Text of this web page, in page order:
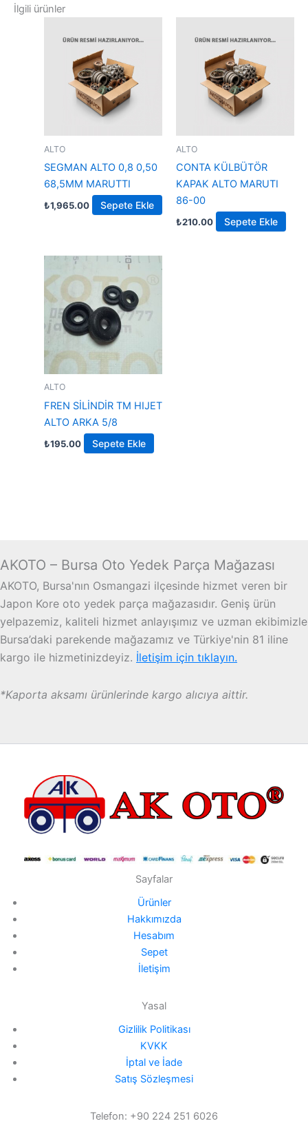
İlgili ürünler
ALTO
SEGMAN ALTO 0,8 0,50
68,5MM MARUTTI
₺1,965.00 Sepete Ekle
ALTO
CONTA KÜLBÜTÖR
KAPAK ALTO MARUTI
86-00
₺210.00 Sepete Ekle
ALTO
FREN SİLİNDİR TM HIJET
ALTO ARKA 5/8
₺195.00 Sepete Ekle
AKOTO – Bursa Oto Yedek Parça Mağazası
AKOTO, Bursa'nın Osmangazi ilçesinde hizmet veren bir
Japon Kore oto yedek parça mağazasıdır. Geniş ürün
yelpazemiz, kaliteli hizmet anlayışımız ve uzman ekibimizle
Bursa’daki parekende mağazamız ve Türkiye'nin 81 iline
kargo ile hizmetinizdeyiz. İletişim için tıklayın.
*Kaporta aksamı ürünlerinde kargo alıcıya aittir.
Sayfalar
Ürünler
Hakkımızda
Hesabım
Sepet
İletişim
Yasal
Gizlilik Politikası
KVKK
İptal ve İade
Satış Sözleşmesi
Telefon: +90 224 251 6026